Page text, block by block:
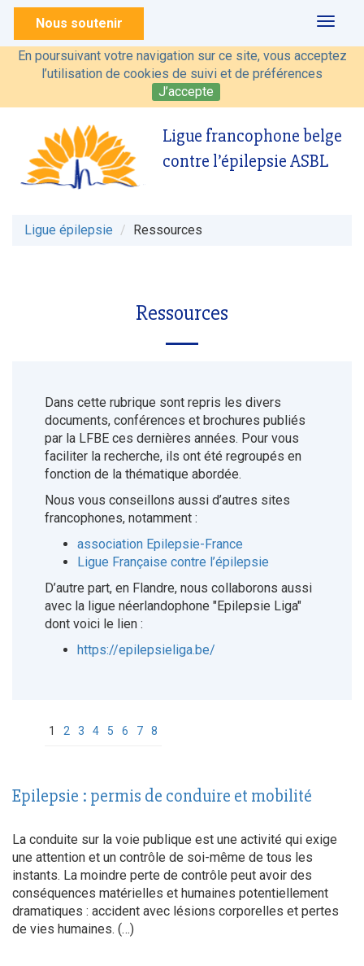
En poursuivant votre navigation sur ce site, vous acceptez
l’utilisation de cookies de suivi et de préférences
J’accepte
Ligue francophone belge
contre l’épilepsie ASBL
Nous soutenir
Toggle
Ligue épilepsie Ressources
Ressources
Dans cette rubrique sont repris les divers
documents, conférences et brochures publiés
par la LFBE ces dernières années. Pour vous
faciliter la recherche, ils ont été regroupés en
fonction de la thématique abordée.
Nous vous conseillons aussi d’autres sites
francophones, notamment :
association Epilepsie-France
Ligue Française contre l’épilepsie
D’autre part, en Flandre, nous collaborons aussi
avec la ligue néerlandophone "Epilepsie Liga"
dont voici le lien :
https://epilepsieliga.be/
1 2 3 4 5 6 7 8
Epilepsie : permis de conduire et mobilité
La conduite sur la voie publique est une activité qui exige
une attention et un contrôle de soi-même de tous les
instants. La moindre perte de contrôle peut avoir des
conséquences matérielles et humaines potentiellement
dramatiques : accident avec lésions corporelles et pertes
de vies humaines. (…)